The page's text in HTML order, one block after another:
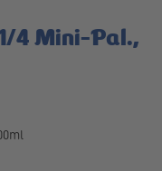
4 Mini-Pal.,